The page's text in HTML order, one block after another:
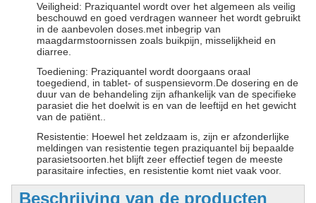
Veiligheid: Praziquantel wordt over het algemeen als veilig
beschouwd en goed verdragen wanneer het wordt gebruikt
in de aanbevolen doses.met inbegrip van
maagdarmstoornissen zoals buikpijn, misselijkheid en
diarree.
Toediening: Praziquantel wordt doorgaans oraal
toegediend, in tablet- of suspensievorm.De dosering en de
duur van de behandeling zijn afhankelijk van de specifieke
parasiet die het doelwit is en van de leeftijd en het gewicht
van de patiënt..
Resistentie: Hoewel het zeldzaam is, zijn er afzonderlijke
meldingen van resistentie tegen praziquantel bij bepaalde
parasietsoorten.het blijft zeer effectief tegen de meeste
parasitaire infecties, en resistentie komt niet vaak voor.
Beschrijving van de producten